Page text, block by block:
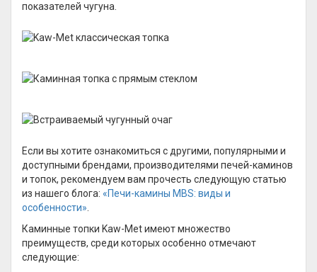
показателей чугуна.
Если вы хотите ознакомиться с другими, популярными и
доступными брендами, производителями печей-каминов
и топок, рекомендуем вам прочесть следующую статью
из нашего блога: «Печи-камины MBS: виды и
особенности»
Каминные топки Kaw-Met имеют множество
преимуществ, среди которых особенно отмечают
следующие: